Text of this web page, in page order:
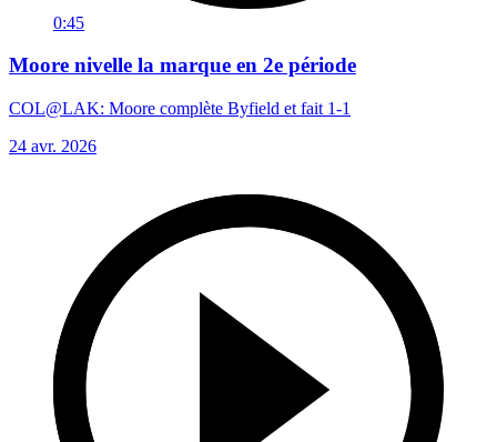
0:45
Moore nivelle la marque en 2e période
COL@LAK: Moore complète Byfield et fait 1-1
24 avr. 2026